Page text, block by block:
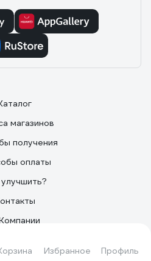
Избранное Профиль
магазинов
получения
оплаты